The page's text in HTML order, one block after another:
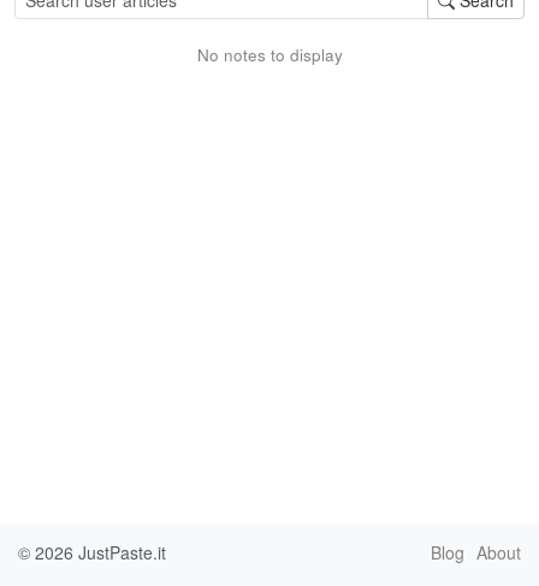
No notes to display
© 2026 JustPaste.it Blog About